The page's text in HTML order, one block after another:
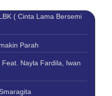
( Cinta Lama Bersemi
Parah
Nayla Fardila, Iwan